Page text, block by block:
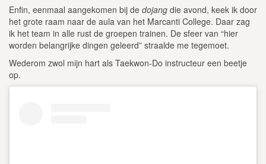
Enfin, eenmaal aangekomen bij de dojang die avond, keek ik door
het grote raam naar de aula van het Marcanti College. Daar zag
ik het team in alle rust de groepen trainen. De sfeer van “hier
worden belangrijke dingen geleerd” straalde me tegemoet.
Wederom zwol mijn hart als Taekwon-Do instructeur een beetje
op.